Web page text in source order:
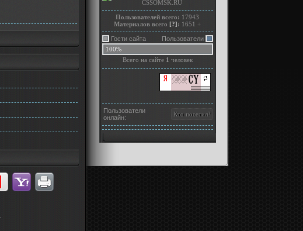
Пользователей всего: 17943
Материалов всего [?]: 1651 +
Гости сайта
Пользователи
100%
Всего на сайте 1 человек
Пользователи
онлайн: